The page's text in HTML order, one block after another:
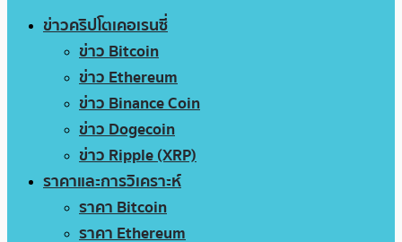
ข่าวคริปโตเคอเรนซี่
ข่าว Bitcoin
ข่าว Ethereum
ข่าว Binance Coin
ข่าว Dogecoin
ข่าว Ripple (XRP)
ราคาและการวิเคราะห์
ราคา Bitcoin
ราคา Ethereum